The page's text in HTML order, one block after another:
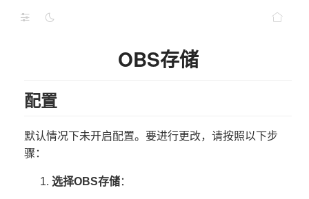
OBS存储
配置
默认情况下未开启配置。要进行更改，请按照以下步
骤：
选择OBS存储：